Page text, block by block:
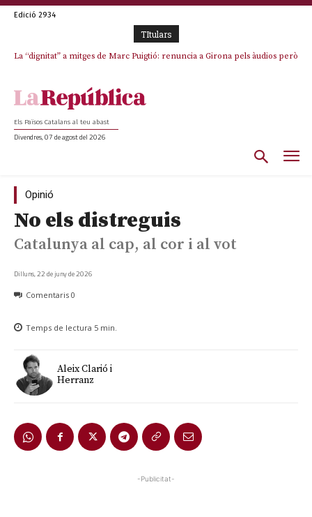
Edició 2934
TItulars
La “dignitat” a mitges de Marc Puigtió: renuncia a Girona pels àudios però
Junts exigeix que Catalunya quedi “fora” del repartiment dels menors
Els Països Catalans al teu abast
Divendres, 07 de agost del 2026
Opinió
No els distreguis
Catalunya al cap, al cor i al vot
Dilluns, 22 de juny de 2026
Comentaris 0
Temps de lectura 5 min.
Aleix Clarió i
Herranz
-Publicitat-